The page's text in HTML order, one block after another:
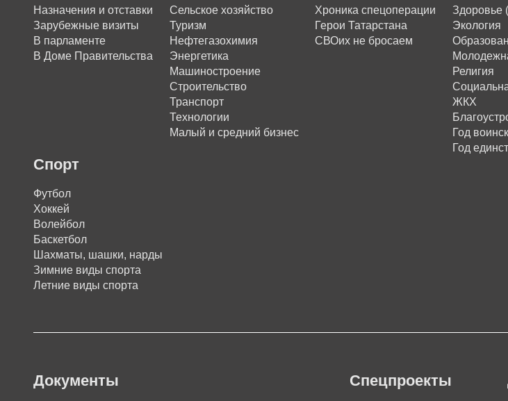
Назначения и отставки
Зарубежные визиты
В парламенте
В Доме Правительства
Сельское хозяйство
Туризм
Нефтегазохимия
Энергетика
Машиностроение
Строительство
Транспорт
Технологии
Малый и средний бизнес
Хроника спецоперации
Герои Татарстана
СВОих не бросаем
Здоровье
Экология
Религия
ЖКХ
Год
Год
Спорт
Футбол
Хоккей
Волейбол
Баскетбол
Шахматы, шашки, нарды
Зимние виды спорта
Летние виды спорта
Документы Спецпроекты